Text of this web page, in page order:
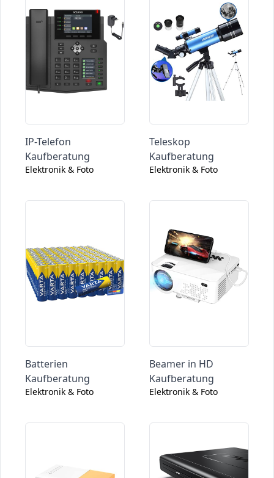
IP-Telefon
Kaufberatung
Elektronik & Foto
Teleskop
Kaufberatung
Elektronik & Foto
Batterien
Kaufberatung
Elektronik & Foto
Beamer in HD
Kaufberatung
Elektronik & Foto